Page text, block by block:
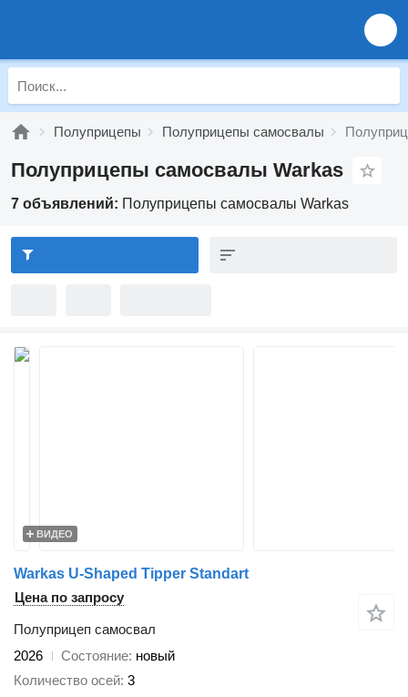
Полуприцепы Полуприцепы самосвалы
Полуприцепы самосвалы Warkas
7 объявлений: Полуприцепы самосвалы Warkas
ВИДЕО
Warkas U-Shaped Tipper Standart
Цена по запросу
Полуприцеп самосвал
2026
Состояние новый
Количество осей 3